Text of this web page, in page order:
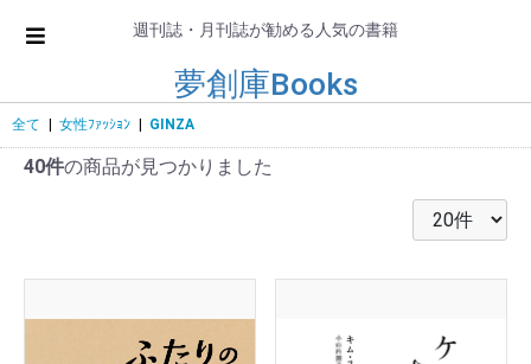
週刊誌・月刊誌が勧める人気の書籍
夢創庫Books
全て 女性ﾌｧｯｼｮﾝ GINZA
40件の商品が見つかりました